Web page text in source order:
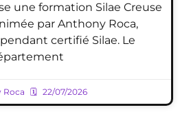
une formation Silae Creuse
par Anthony Roca,
certifié Silae. Le
Roca 22/07/2026